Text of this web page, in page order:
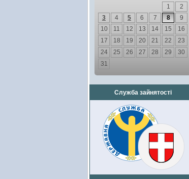
1
2
3
4 5 6 7 8
9
10
11 12 13 14 15
16
17
18 19 20 21 22
23
24
25 26 27 28 29
30
31
Служба зайнятості